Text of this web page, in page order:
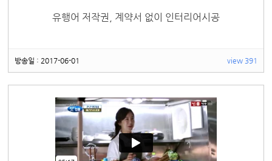
유행어 저작권, 계약서 없이 인터리어시공
방송일 : 2017-06-01 view 391